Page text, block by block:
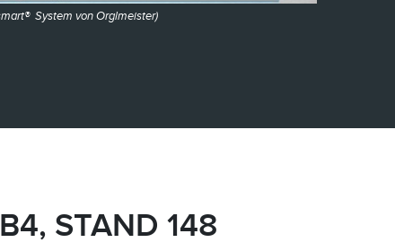
System von Orglmeister)
STAND 148